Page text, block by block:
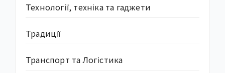
Технології, техніка та гаджети
Традиції
Транспорт та Логістика